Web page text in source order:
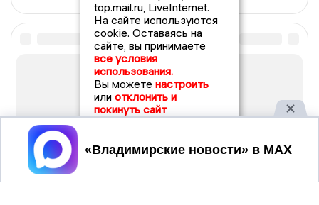
top.mail.ru, LiveInternet.
На сайте используются
cookie. Оставаясь на
сайте, вы принимаете
все условия
использования.
Вы можете настроить
или отклонить и
покинуть сайт
Принять